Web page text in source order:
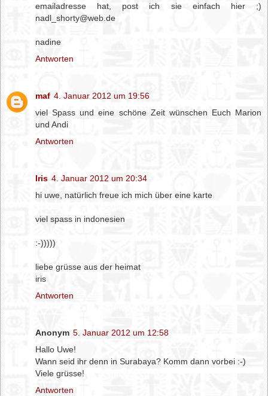
emailadresse hat, post ich sie einfach hier ;)
nadl_shorty@web.de
nadine
Antworten
maf 4. Januar 2012 um 19:56
viel Spass und eine schöne Zeit wünschen Euch Marion
und Andi
Antworten
Iris 4. Januar 2012 um 20:34
hi uwe, natürlich freue ich mich über eine karte
viel spass in indonesien
:-)))))
liebe grüsse aus der heimat
iris
Antworten
Anonym 5. Januar 2012 um 12:58
Hallo Uwe!
Wann seid ihr denn in Surabaya? Komm dann vorbei :-)
Viele grüsse!
Antworten